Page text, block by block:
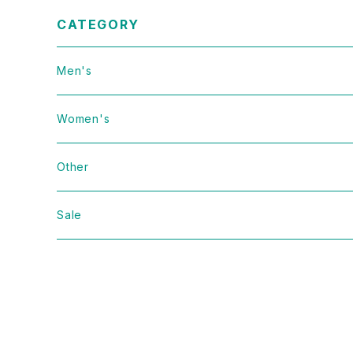
CATEGORY
Men's
Vintage
Domestic
Jacket
Women's
Vintage
Domestic
Other
bag
Sale